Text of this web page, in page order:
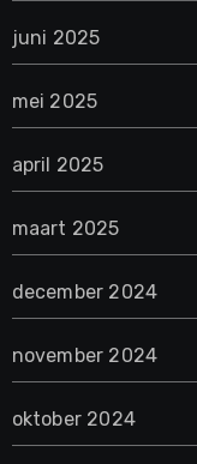
juni 2025
mei 2025
april 2025
maart 2025
december 2024
november 2024
oktober 2024